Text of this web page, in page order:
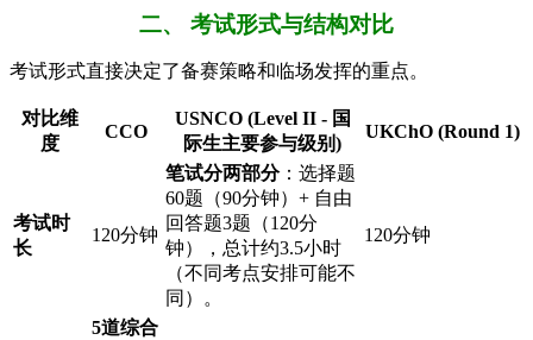
二、 考试形式与结构对比
考试形式直接决定了备赛策略和临场发挥的重点。
对比维
度
CCO
USNCO (Level II - 国
际生主要参与级别)
UKChO (Round 1)
考试时
长
120分钟
笔试分两部分：选择题
60题（90分钟）+ 自由
回答题3题（120分
钟），总计约3.5小时
（不同考点安排可能不
同）。
120分钟
5道综合